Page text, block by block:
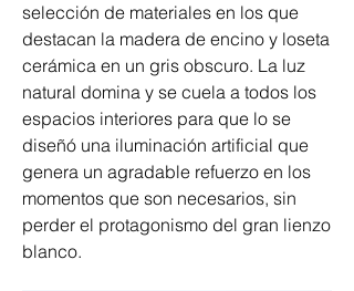
selección de materiales en los que
destacan la madera de encino y loseta
cerámica en un gris obscuro. La luz
natural domina y se cuela a todos los
espacios interiores para que lo se
diseñó una iluminación artificial que
genera un agradable refuerzo en los
momentos que son necesarios, sin
perder el protagonismo del gran lienzo
blanco.